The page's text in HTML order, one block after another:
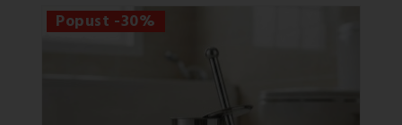
Popust -30%